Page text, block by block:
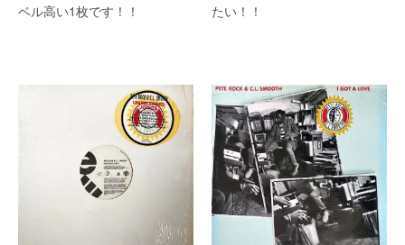
ベル高い1枚です！！
たい！！